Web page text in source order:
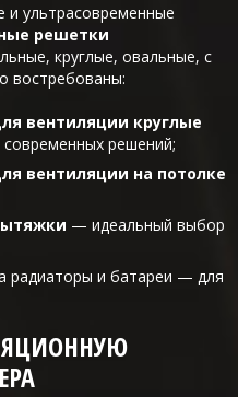
и ультрасовременные
решетки
круглые, овальные, с
востребованы:
вентиляции круглые
решений;
вентиляции на потолке
— идеальный выбор
радиаторы и батареи — для